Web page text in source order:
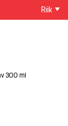
Riik
300 ml